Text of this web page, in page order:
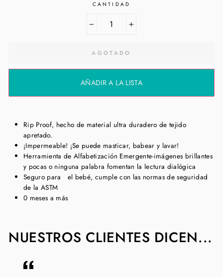
CANTIDAD
+
AGOTADO
AÑADIR A LA LISTA
Rip Proof, hecho de material ultra duradero de tejido
apretado.
¡Impermeable! ¡Se puede masticar, babear y lavar!
Herramienta de Alfabetización Emergente-imágenes brillantes
y pocas o ninguna palabra fomentan la lectura dialógica
Seguro para
el bebé, cumple con las normas de seguridad
de la ASTM
0 meses a más
NUESTROS CLIENTES DICEN...